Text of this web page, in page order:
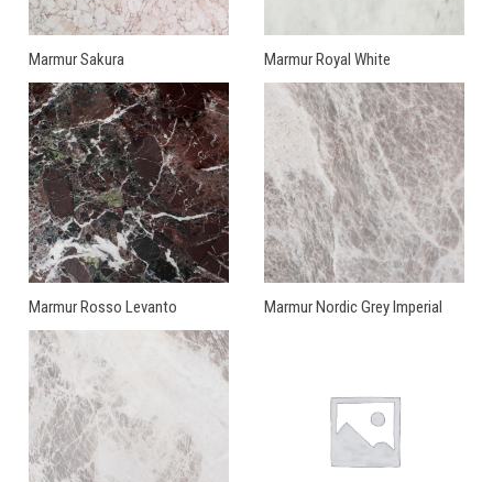
Marmur Sakura Marmur Royal White
Marmur Rosso Levanto Marmur Nordic Grey Imperial